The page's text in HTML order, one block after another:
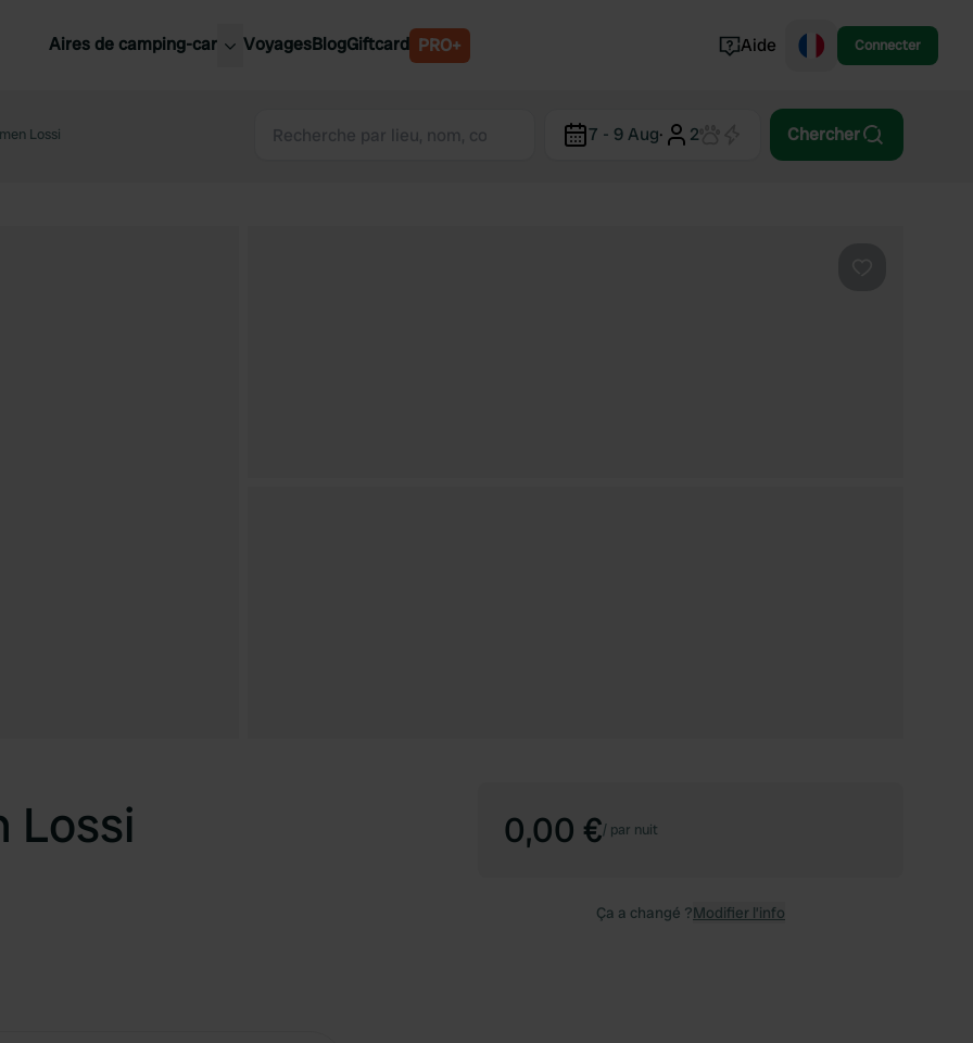
Aires de camping-car
Slovénie
VoyagesBlogGiftcard PRO+ Aide Connecter
Lossi 7 - 9 Aug· 2 Chercher
Lossi 0,00 €/ par nuit
Ça a changé ?Modifier l’info